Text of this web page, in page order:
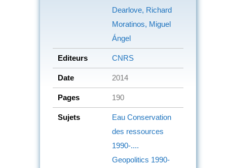
Dearlove, Richard
Moratinos, Miguel
Ángel
Editeurs CNRS
Date 2014
Pages 190
Sujets Eau Conservation
des ressources
1990-....
Geopolitics 1990-